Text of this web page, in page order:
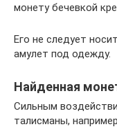
монету бечевкой
Его не следует
амулет под одежду.
Найденная
Сильным
талисманы,